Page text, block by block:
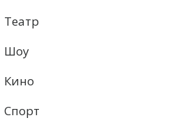
Театр
Шоу
Кино
Спорт